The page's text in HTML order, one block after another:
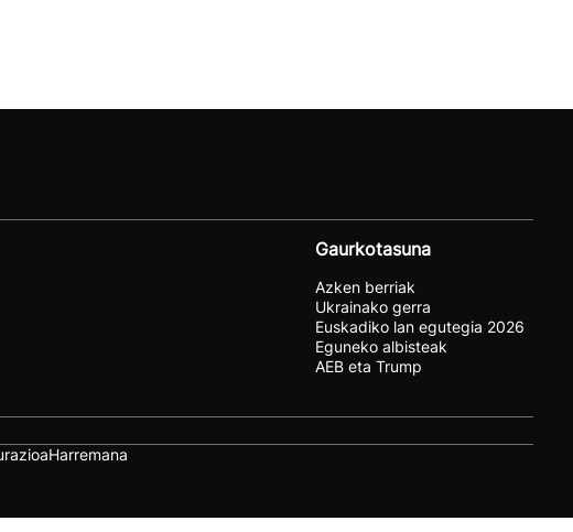
Gaurkotasuna
Azken berriak
Ukrainako gerra
Euskadiko lan egutegia 2026
Eguneko albisteak
AEB eta Trump
Harremana